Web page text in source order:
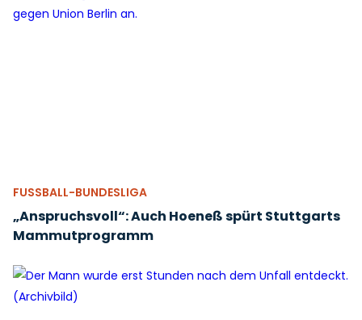
FUSSBALL-BUNDESLIGA
„Anspruchsvoll“: Auch Hoeneß spürt Stuttgarts
Mammutprogramm